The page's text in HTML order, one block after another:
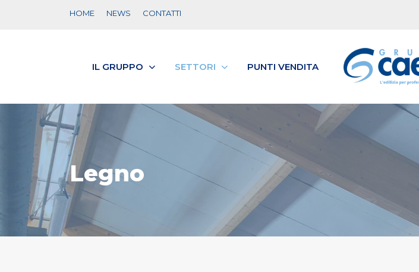
HOME NEWS CONTATTI
IL GRUPPO SETTORI PUNTI VENDITA
Legno